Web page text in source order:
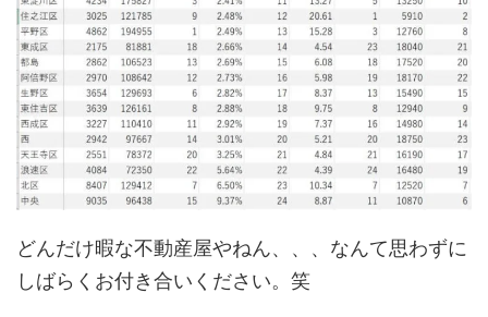
どんだけ暇な不動産屋やねん、、、なんて思わずに
しばらくお付き合いください。笑